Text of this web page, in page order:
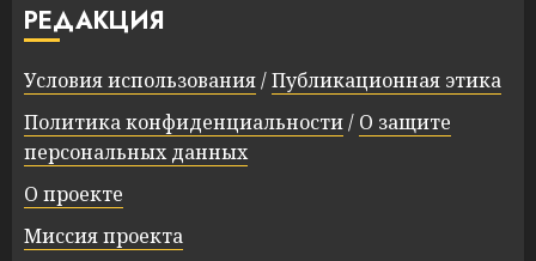
РЕДАКЦИЯ
Условия использования/Публикационная этика
Политика конфиденциальности/ О защите
персональных данных
О проекте
Миссия проекта